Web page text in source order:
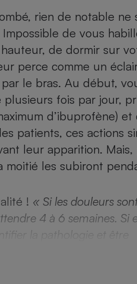
rien de notable ne
de vous
de dormir sur
perce comme un
le bras. Au début,
plusieurs fois par jour,
d’ibuprofène)
patients, ces actions
leur apparition. Mais,
les subiront
! « Si les douleurs
4 à 6 semaines. Si
la pathologie et être
- Comment choisir une
de champagne
en ligne
Lave-vaisselle
Ordinateur portable
Appareil photo
numérique
Électricité - Gaz
Crème solaire